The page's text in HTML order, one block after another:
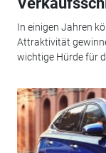
In einigen Jahren
Attraktivität
wichtige Hürde für